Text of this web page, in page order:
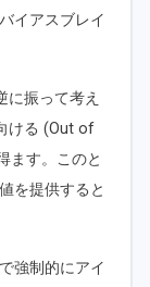
イアスブレイ
振って考え
ける (Out of
ます。このと
を提供すると
強制的にアイ